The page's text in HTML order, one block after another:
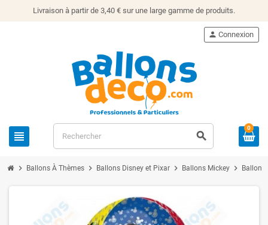
Livraison à partir de 3,40 € sur une large gamme de produits.
view_headline search
person Connexion
0
chevron_right Ballons À Thèmes chevron_right Ballons Disney et Pixar chevron_right Ballons Mickey chevron_right Ballon